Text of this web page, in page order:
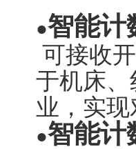
●智能计
可接收
于机床
业，实
●智能计